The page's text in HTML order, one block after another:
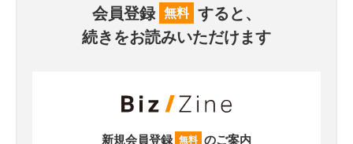
会員登録 無料 すると、
続きをお読みいただけます
新規会員登録 無料 のご案内